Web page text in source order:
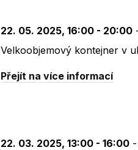
22. 05. 2025, 16:00 - 20:00
Velkoobjemový kontejner v
Přejít na více informací
22. 03. 2025, 13:00 - 16:00 -